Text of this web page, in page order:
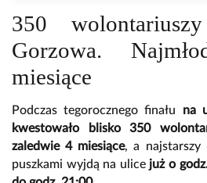
350
Gorzowa.
miesiące
Podczas tegorocznego finału na
kwestowało blisko 350
zaledwie 4 miesiące, a najstarszy
puszkami wyjdą na ulice już o